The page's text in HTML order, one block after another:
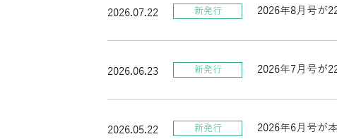
2026.07.22 新発行 2026年8月号が
2026.06.23 新発行 2026年7月号が
2026.05.22 新発行 2026年6月号が